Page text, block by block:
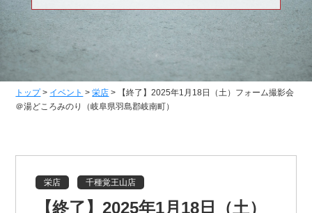
トップ> イベント >栄店 >
【終了】2025年1月18日（土）フォーム撮影会
＠湯どころみのり（岐阜県羽島郡岐南町）
栄店 千種覚王山店
【終了】2025年1月18日（土）